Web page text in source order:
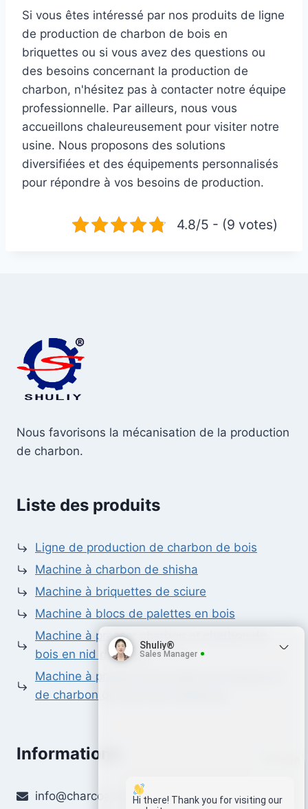
Si vous êtes intéressé par nos produits de ligne
de production de charbon de bois en
briquettes ou si vous avez des questions ou
des besoins concernant la production de
charbon, n'hésitez pas à contacter notre équipe
professionnelle. Par ailleurs, nous vous
accueillons chaleureusement pour visiter notre
usine. Nous proposons des solutions
diversifiées et des équipements personnalisés
pour répondre à vos besoins de production.
4.8/5 - (9 votes)
Nous favorisons la mécanisation de la production
de charbon.
Liste des produits
Ligne de production de charbon de bois
Machine à charbon de shisha
Machine à briquettes de sciure
Machine à blocs de palettes en bois
Machine à presser charbon et charbon de
bois en nid d'abeille
Machine à presser des boules de charbon et
de charbon de bois pour barbecue
Informations
info@charcoal-machines.com
Shuliy®
Sales Manager
Hi there! Thank you for visiting our